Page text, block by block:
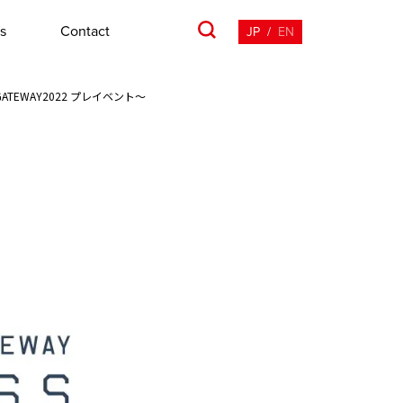
Contact JP / EN
プレイベント～